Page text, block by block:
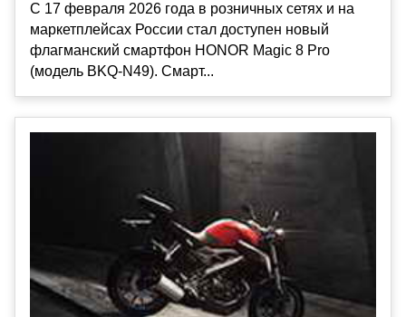
С 17 февраля 2026 года в розничных сетях и на
маркетплейсах России стал доступен новый
флагманский смартфон HONOR Magic 8 Pro
(модель BKQ-N49). Смарт...